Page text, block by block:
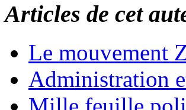
Articles de cet
Le mouvement
Administration